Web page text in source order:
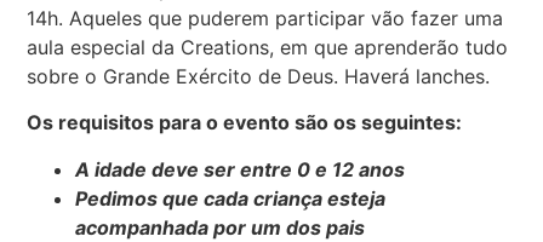
14h. Aqueles que puderem participar vão fazer uma
aula especial da Creations, em que aprenderão tudo
sobre o Grande Exército de Deus. Haverá lanches.
Os requisitos para o evento são os seguintes:
A idade deve ser entre 0 e 12 anos
Pedimos que cada criança esteja
acompanhada por um dos pais